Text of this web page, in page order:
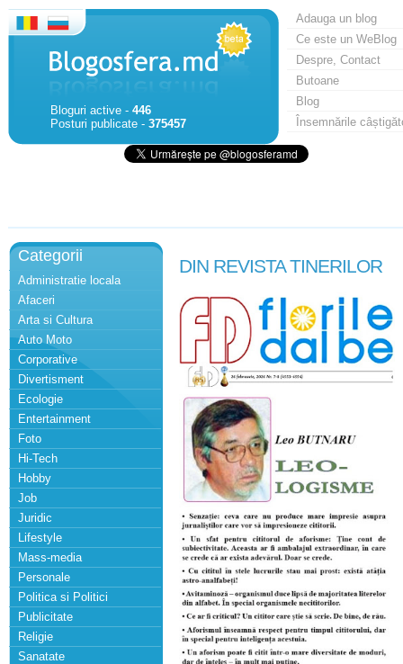
Bloguri active - 446
Posturi publicate - 375457
Adauga un blog
Ce este un WeBlog
Despre, Contact
Butoane
Blog
Însemnările
Categorii
Administratie locala
Afaceri
Arta si Cultura
Auto Moto
Corporative
Divertisment
Ecologie
Entertainment
Foto
Hi-Tech
Hobby
Job
Juridic
Lifestyle
Mass-media
Personale
Politica si Politici
Publicitate
Religie
Sanatate
DIN REVISTA TINERILOR